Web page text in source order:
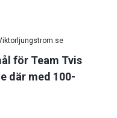
för Team Tvis
där med 100-